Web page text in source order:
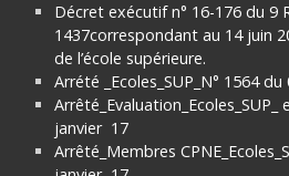
Décret exécutif n° 16-176 du 9
1437correspondant au 14 juin
de l’école supérieure.
Arrété _Ecoles_SUP_N° 1564
janvier 17
Arrêté_Membres